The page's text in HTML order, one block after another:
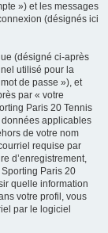
») et les messages
(désignés ici
(désigné ci-après
utilisé pour la
de passe »), et
par « votre
Paris 20 Tennis
applicables
de votre nom
requise par
d’enregistrement,
Paris 20
quelle information
votre profil, vous
par le logiciel